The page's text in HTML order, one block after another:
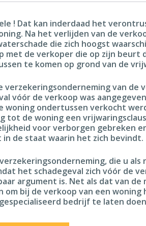
! Dat kan inderdaad het
Na het verlijden van de
die zich hoogst
met de verkoper die op zijn beurt
te komen op grond van de
verzekeringsonderneming van
vóór de verkoop was
woning ondertussen verkocht
tot de woning een
voor verborgen gebreken
in de staat waarin het zich bevindt.
die u
het schadegeval zich vóór de
argument is. Net als dat van
om bij de verkoop van een
bedrijf te laten